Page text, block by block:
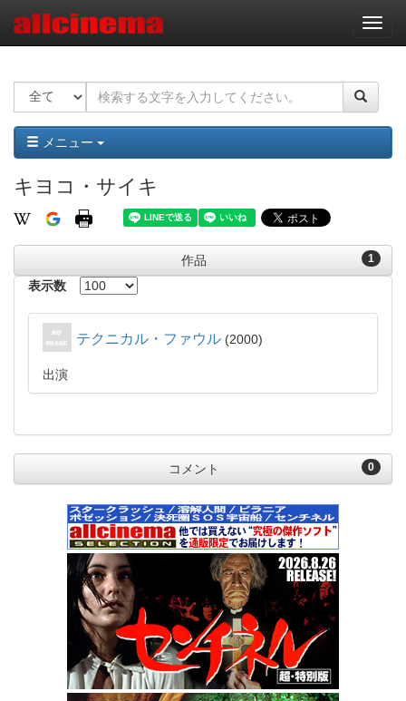
ナ
ビ
ー
ョ
ン
メニュー
キヨコ・サイキ
1
作品
表示数
テクニカル・ファウル 2000
出演
0
コメント